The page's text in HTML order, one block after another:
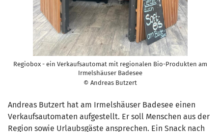
Regiobox - ein Verkaufsautomat mit regionalen Bio-Produkten am
Irmelshäuser Badesee
© Andreas Butzert
Andreas Butzert hat am Irmelshäuser Badesee einen
Verkaufsautomaten aufgestellt. Er soll Menschen aus der
Region sowie Urlaubsgäste ansprechen. Ein Snack nach